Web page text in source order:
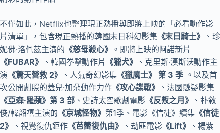
不僅如此，Netflix也整理現正熱播與即將上映的「必看動作影
片清單」，包含現正熱播的韓國末日科幻影集 《末日騎士》
、珍
妮佛·洛佩茲主演的 《慈母殺心》
。即將上映的阿諾新片
《FUBAR》
、韓國拳擊動作片 《獵犬》
、克里斯·漢斯沃動作主
演 《驚天營救 2》 、人氣奇幻影集 《獵魔士》 第 3 季 。以及首
次公開劇照的蓋兒·加朵動作力作 《攻心諜戰》
、法國懸疑影集
《亞森·羅蘋》第 3 部 、史詩太空歌劇電影 《反叛之月》
、朴敘
俊/韓韶禧主演的 《京城怪物》 第1季、電影《信徒》續集 《信徒
2》
、視覺復仇鉅作 《芭蕾復仇曲》 、劫匪電影 《Lift》
、楊紫